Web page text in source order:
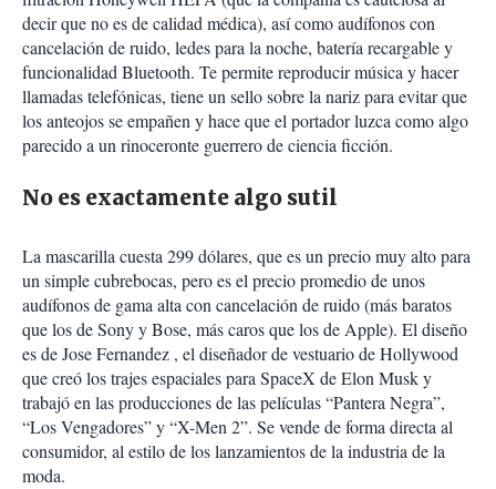
decir que no es de calidad médica), así como audífonos con
cancelación de ruido, ledes para la noche, batería recargable y
funcionalidad Bluetooth. Te permite reproducir música y hacer
llamadas telefónicas, tiene un sello sobre la nariz para evitar que
los anteojos se empañen y hace que el portador luzca como algo
parecido a un rinoceronte guerrero de ciencia ficción.
No es exactamente algo sutil
La mascarilla cuesta 299 dólares, que es un precio muy alto para
un simple cubrebocas, pero es el precio promedio de unos
audífonos de gama alta con cancelación de ruido (más baratos
que los de Sony y Bose, más caros que los de Apple). El diseño
es de Jose Fernandez , el diseñador de vestuario de Hollywood
que creó los trajes espaciales para SpaceX de Elon Musk y
trabajó en las producciones de las películas “Pantera Negra”,
“Los Vengadores” y “X-Men 2”. Se vende de forma directa al
consumidor, al estilo de los lanzamientos de la industria de la
moda.